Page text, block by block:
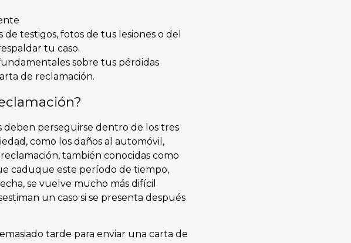
testigos, fotos de tus lesiones o del
tu caso.
sobre tus pérdidas
de reclamación.
deben perseguirse dentro de los tres
como los daños al automóvil,
también conocidas como
caduque este período de tiempo,
se vuelve mucho más difícil
un caso si se presenta después
tarde para enviar una carta de